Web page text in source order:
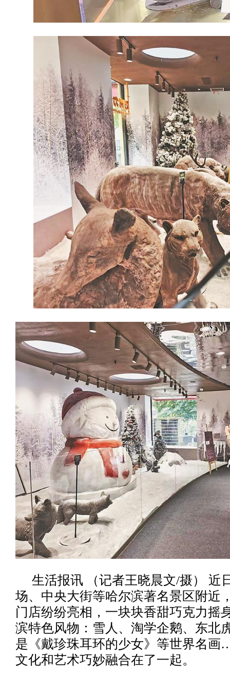
生活报讯 （记者王晓晨文/摄） 近
场、中央大街等哈尔滨著名景区附近
门店纷纷亮相，一块块香甜巧克力摇
滨特色风物：雪人、淘学企鹅、东北
是《戴珍珠耳环的少女》等世界名
文化和艺术巧妙融合在了一起。